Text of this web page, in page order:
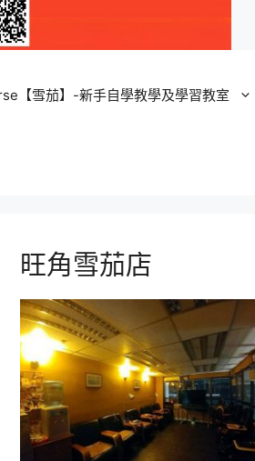
【雪茄】-新手自學教學及學習教室
旺角雪茄店